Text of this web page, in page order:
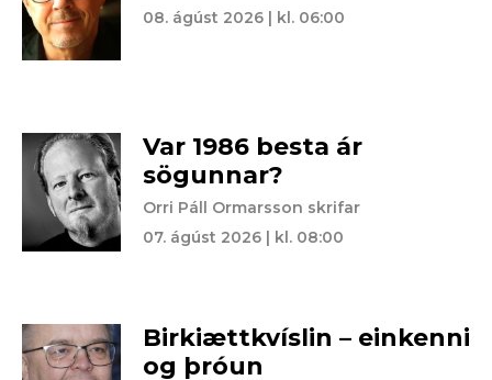
08. ágúst 2026 | kl. 06:00
Var 1986 besta ár
sögunnar?
Orri Páll Ormarsson skrifar
07. ágúst 2026 | kl. 08:00
Birkiættkvíslin – einkenni
og þróun